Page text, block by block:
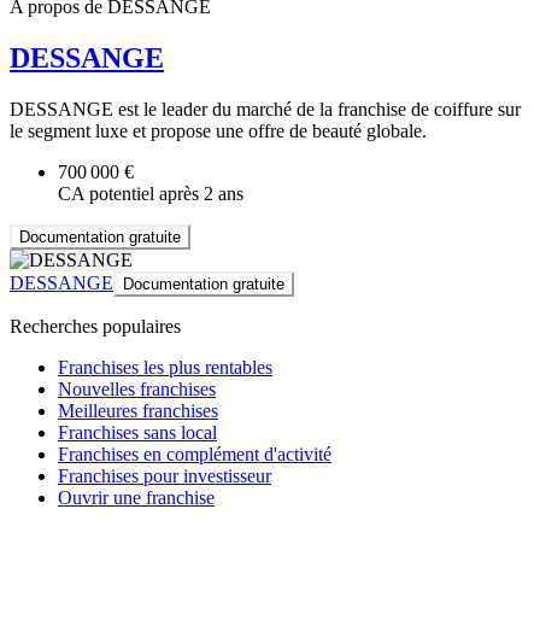
A propos de DESSANGE
DESSANGE
DESSANGE est le leader du marché de la franchise de coiffure sur
le segment luxe et propose une offre de beauté globale.
700 000 €
CA potentiel après 2 ans
Documentation gratuite
DESSANGE Documentation gratuite
Recherches populaires
Franchises les plus rentables
Nouvelles franchises
Meilleures franchises
Franchises sans local
Franchises en complément d'activité
Franchises pour investisseur
Ouvrir une franchise